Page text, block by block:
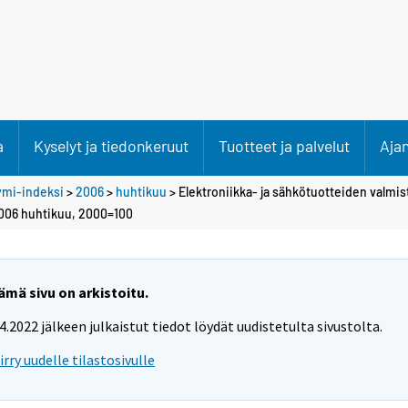
Kyselyt ja tiedonkeruut Tuotteet ja palvelut
indeksi >2006> huhtikuu > Elektroniikka- ja sähkötuotteiden
huhtikuu, 2000=100
sivu on arkistoitu.
jälkeen julkaistut tiedot löydät uudistetulta sivustolta.
uudelle tilastosivulle